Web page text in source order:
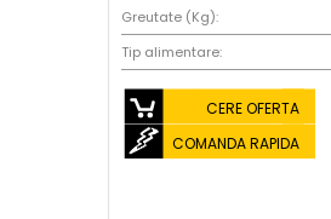
Greutate (Kg):
Tip alimentare:
CERE OFERTA
COMANDA RAPIDA